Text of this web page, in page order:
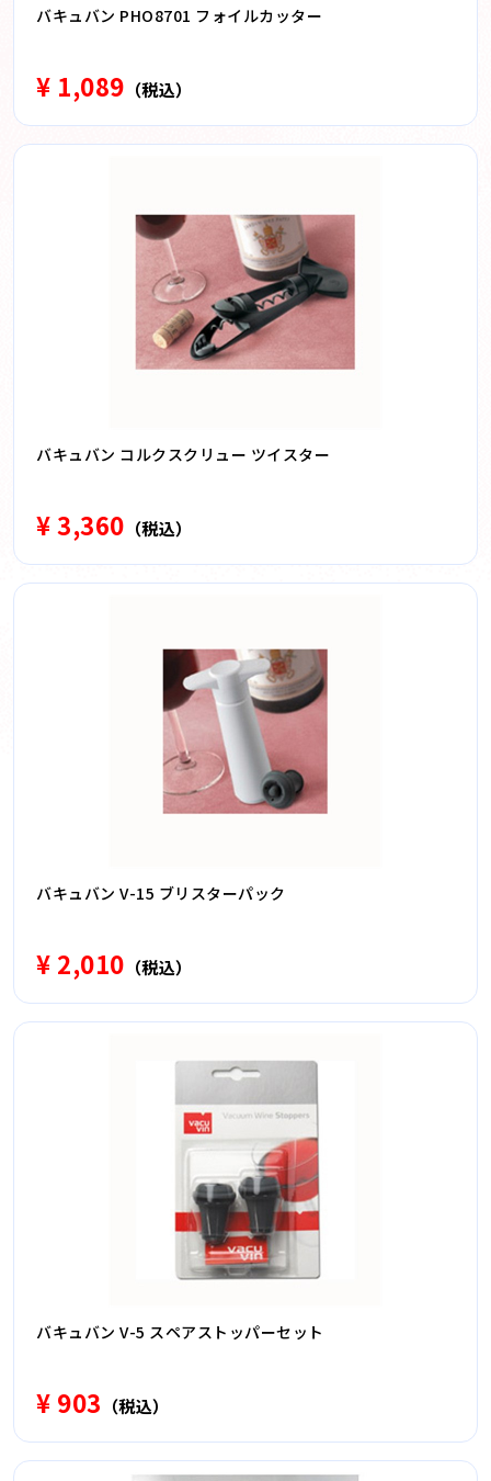
バキュバン PHO8701 フォイルカッター
¥ 1,089 （税込）
バキュバン コルクスクリュー ツイスター
¥ 3,360 （税込）
バキュバン V-15 ブリスターパック
¥ 2,010 （税込）
バキュバン V-5 スペアストッパーセット
¥ 903 （税込）